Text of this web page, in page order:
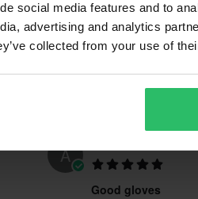
social media features and to
advertising and analytics
collected from your use of
A
Good gloves